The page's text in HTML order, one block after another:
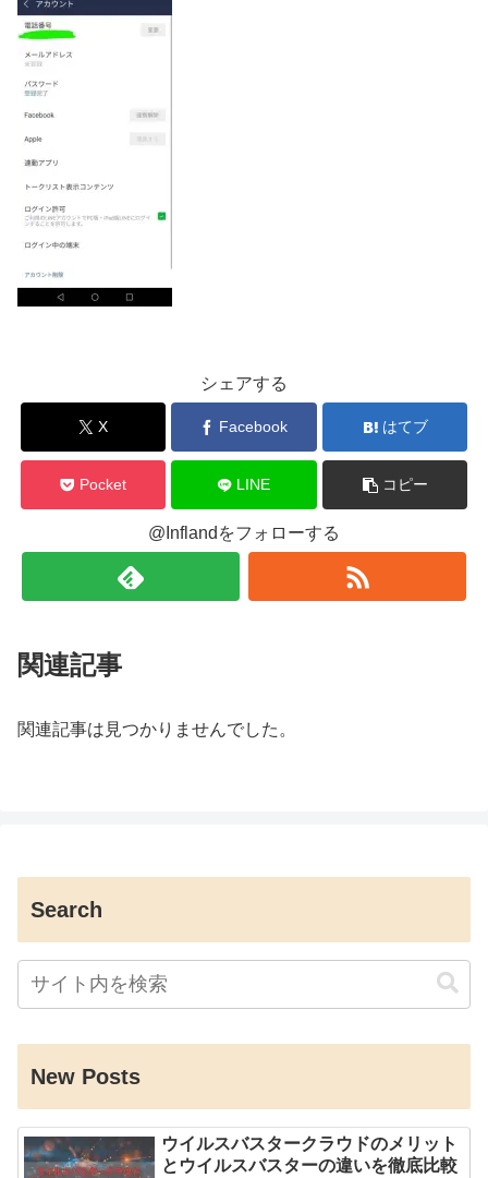
シェアする
X Facebook はてブ
Pocket LINE コピー
@Inflandをフォローする
関連記事
関連記事は見つかりませんでした。
Search
New Posts
ウイルスバスタークラウドのメリット
とウイルスバスターの違いを徹底比較